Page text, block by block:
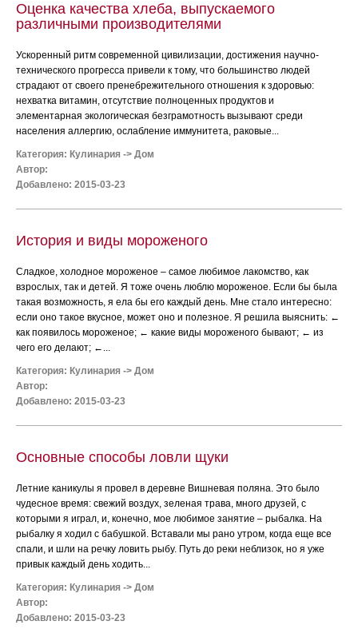
Оценка качества хлеба, выпускаемого
различными производителями
Ускоренный ритм современной цивилизации, достижения научно-
технического прогресса привели к тому, что большинство людей
страдают от своего пренебрежительного отношения к здоровью:
нехватка витамин, отсутствие полноценных продуктов и
элементарная экологическая безграмотность вызывают среди
населения аллергию, ослабление иммунитета, раковые...
Категория: Кулинария -> Дом
Автор:
Добавлено: 2015-03-23
История и виды мороженого
Сладкое, холодное мороженое – самое любимое лакомство, как
взрослых, так и детей. Я тоже очень люблю мороженое. Если бы была
такая возможность, я ела бы его каждый день. Мне стало интересно:
если оно такое вкусное, может оно и полезное. Я решила выяснить: ←
как появилось мороженое; ← какие виды мороженого бывают; ← из
чего его делают; ←...
Категория: Кулинария -> Дом
Автор:
Добавлено: 2015-03-23
Основные способы ловли щуки
Летние каникулы я провел в деревне Вишневая поляна. Это было
чудесное время: свежий воздух, зеленая трава, много друзей, с
которыми я играл, и, конечно, мое любимое занятие – рыбалка. На
рыбалку я ходил с бабушкой. Вставали мы рано утром, когда еще все
спали, и шли на речку ловить рыбу. Путь до реки неблизок, но я уже
привык каждый день ходить...
Категория: Кулинария -> Дом
Автор:
Добавлено: 2015-03-23